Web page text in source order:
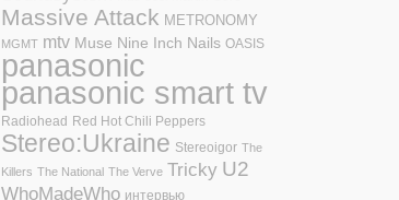
Massive Attack METRONOMY
MGMT mtv Muse Nine Inch Nails OASIS
panasonic
panasonic smart tv
Radiohead Red Hot Chili Peppers
Stereo:Ukraine Stereoigor The
Killers The National The Verve Tricky U2
WhoMadeWho интервью